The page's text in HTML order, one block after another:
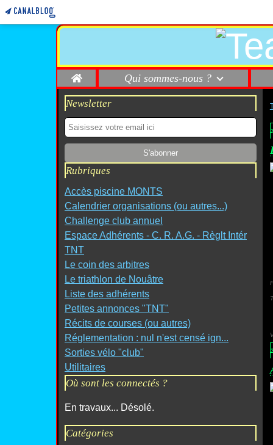
Home Qui sommes-nous ?
Newsletter
Rubriques
Accès piscine MONTS
Calendrier organisations (ou autres...)
Challenge club annuel
Espace Adhérents - C. R. A.G. - Règlt Intér
TNT
Le coin des arbitres
Le triathlon de Nouâtre
Liste des adhérents
Petites annonces "TNT"
Récits de courses (ou autres)
Réglementation : nul n'est censé ign...
Sorties vélo "club"
Utilitaires
Où sont les connectés ?
En travaux... Désolé.
Catégories